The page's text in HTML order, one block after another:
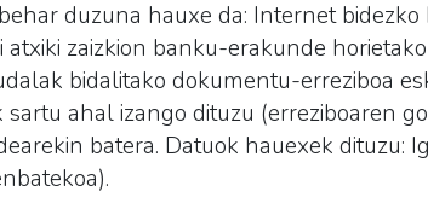
duzuna hauxe da: Internet
atxiki zaizkion banku-erakunde
bidalitako dokumentu-erreziboa
sartu ahal izango dituzu (erreziboaren
batera. Datuok hauexek dituzu: